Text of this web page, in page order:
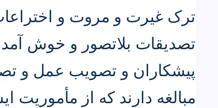
ترک غیرت و مروت و
تصدیقات بلاتصور و خوش
پیشکاران و تصویب عمل و
مبالغه دارند که از